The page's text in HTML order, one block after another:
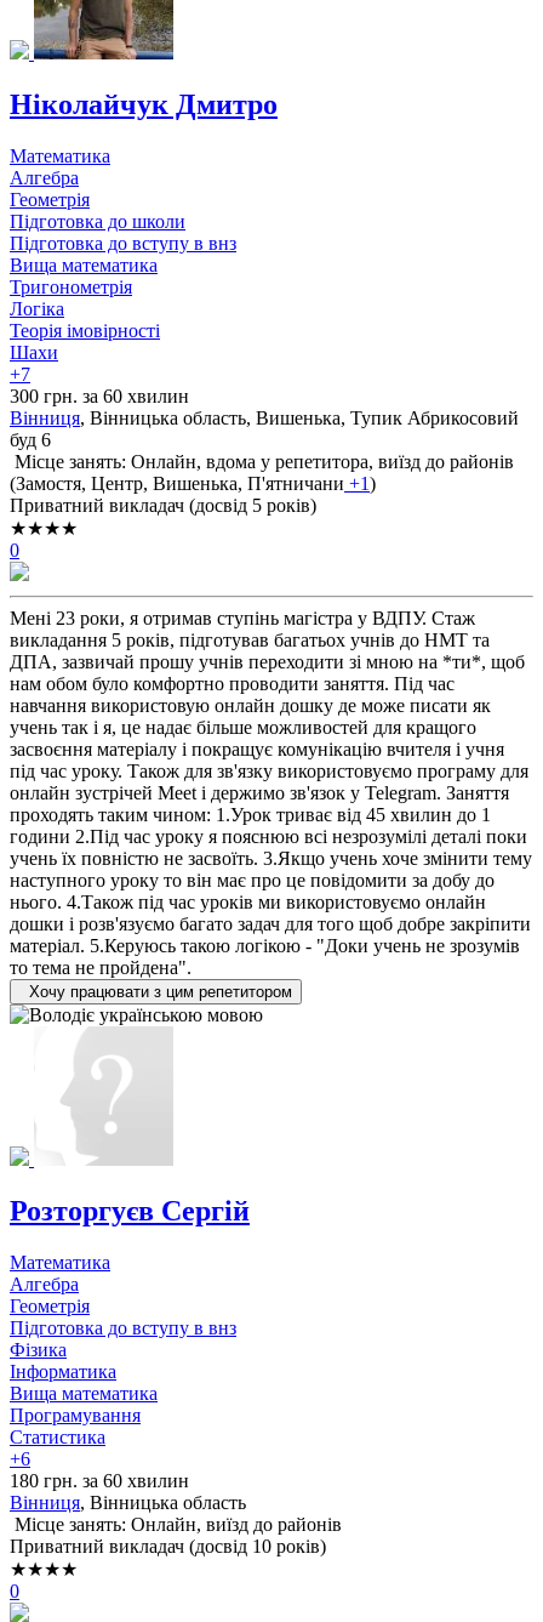
Ніколайчук Дмитро
Математика
Алгебра
Геометрія
Підготовка до школи
Підготовка до вступу в внз
Вища математика
Тригонометрія
Логіка
Теорія імовірності
Шахи
+7
300 грн. за 60 хвилин
Вінниця, Вінницька область, Вишенька, Тупик Абрикосовий
буд 6
Місце занять: Онлайн, вдома у репетитора, виїзд до районів
(Замостя, Центр, Вишенька, П'ятничани +1)
Приватний викладач (досвід 5 років)
★★★★
0
Мені 23 роки, я отримав ступінь магістра у ВДПУ. Стаж
викладання 5 років, підготував багатьох учнів до НМТ та
ДПА, зазвичай прошу учнів переходити зі мною на *ти*, щоб
нам обом було комфортно проводити заняття. Під час
навчання використовую онлайн дошку де може писати як
учень так і я, це надає більше можливостей для кращого
засвоєння матеріалу і покращує комунікацію вчителя і учня
під час уроку. Також для зв'язку використовуємо програму для
онлайн зустрічей Meet і держимо зв'язок у Telegram. Заняття
проходять таким чином: 1.Урок триває від 45 хвилин до 1
години 2.Під час уроку я пояснюю всі незрозумілі деталі поки
учень їх повністю не засвоїть. 3.Якщо учень хоче змінити тему
наступного уроку то він має про це повідомити за добу до
нього. 4.Також під час уроків ми використовуємо онлайн
дошки і розв'язуємо багато задач для того щоб добре закріпити
матеріал. 5.Керуюсь такою логікою - "Доки учень не зрозумів
то тема не пройдена".
Хочу працювати з цим репетитором
Розторгуєв Сергій
Математика
Алгебра
Геометрія
Підготовка до вступу в внз
Фізика
Інформатика
Вища математика
Програмування
Статистика
+6
180 грн. за 60 хвилин
Вінниця, Вінницька область
Місце занять: Онлайн, виїзд до районів
Приватний викладач (досвід 10 років)
★★★★
0